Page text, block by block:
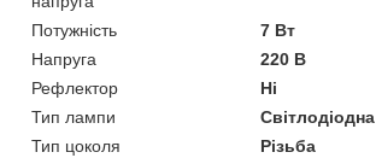
Потужність
7 Вт
Напруга
220 В
Рефлектор
Ні
Тип лампи
Світлодіодна
Тип цоколя
Різьба